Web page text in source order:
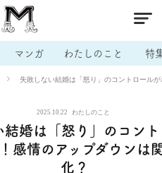
マンガ わたしのこと 特
失敗しない結婚は「怒り」のコントロール
2025.10.22 わたしのこと
結婚は「怒り」のコン
感情のアップダウンは
化？
音 # セフレ # 不倫
グアプリ # ラブグッズ # 体の相